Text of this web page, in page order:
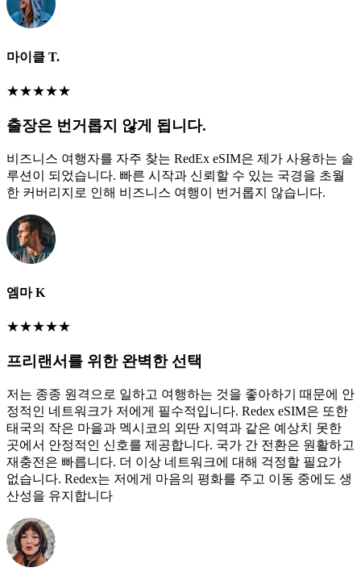
마이클 T.
★★★★★
출장은 번거롭지 않게 됩니다.
비즈니스 여행자를 자주 찾는 RedEx eSIM은 제가 사용하는 솔
루션이 되었습니다. 빠른 시작과 신뢰할 수 있는 국경을 초월
한 커버리지로 인해 비즈니스 여행이 번거롭지 않습니다.
엠마 K
★★★★★
프리랜서를 위한 완벽한 선택
저는 종종 원격으로 일하고 여행하는 것을 좋아하기 때문에 안
정적인 네트워크가 저에게 필수적입니다. Redex eSIM은 또한
태국의 작은 마을과 멕시코의 외딴 지역과 같은 예상치 못한
곳에서 안정적인 신호를 제공합니다. 국가 간 전환은 원활하고
재충전은 빠릅니다. 더 이상 네트워크에 대해 걱정할 필요가
없습니다. Redex는 저에게 마음의 평화를 주고 이동 중에도 생
산성을 유지합니다